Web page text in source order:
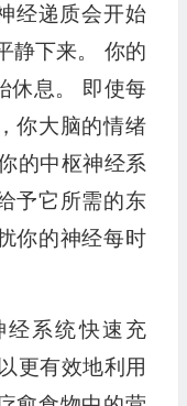
经递质会开始
静下来。 你的
休息。 即使每
你大脑的情绪
的中枢神经系
予它所需的东
你的神经每时
经系统快速充
更有效地利用